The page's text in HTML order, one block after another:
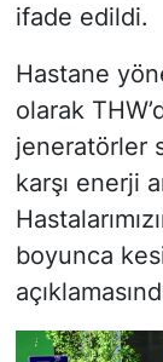
ifade edildi.
Hastane
olarak
jeneratörler
karşı enerji
boyunca